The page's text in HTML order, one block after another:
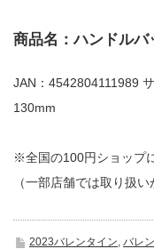
商品名：ハンドル
JAN：4542804111989
130mm
※全国の100円ショップ
（一部店舗では取り扱
2023バレンタイン バレ